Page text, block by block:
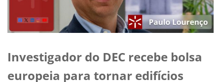
Investigador do DEC recebe bolsa
europeia para tornar edifícios